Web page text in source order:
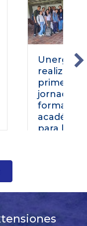
Unerg
realizó la
primera
jornada de
formación
académica
para los